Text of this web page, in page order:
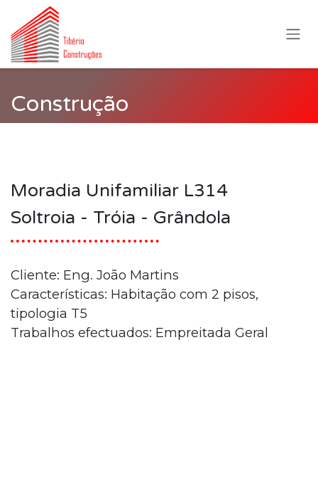
Pular para o conteúdo
Construção
Moradia Unifamiliar L314
Soltroia - Tróia - Grândola
Cliente: Eng. João Martins
Características: Habitação com 2 pisos,
tipologia T5
Trabalhos efectuados: Empreitada Geral